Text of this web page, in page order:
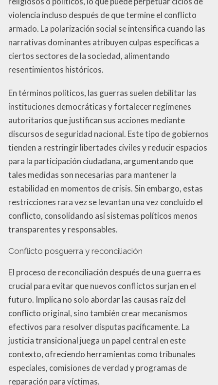
violencia incluso después de que termine el conflicto
armado. La polarización social se intensifica cuando las
narrativas dominantes atribuyen culpas específicas a
ciertos sectores de la sociedad, alimentando
resentimientos históricos.
En términos políticos, las guerras suelen debilitar las
instituciones democráticas y fortalecer regímenes
autoritarios que justifican sus acciones mediante
discursos de seguridad nacional. Este tipo de gobiernos
tienden a restringir libertades civiles y reducir espacios
para la participación ciudadana, argumentando que
tales medidas son necesarias para mantener la
estabilidad en momentos de crisis. Sin embargo, estas
restricciones rara vez se levantan una vez concluido el
conflicto, consolidando así sistemas políticos menos
transparentes y responsables.
Conflicto posguerra y reconciliación
El proceso de reconciliación después de una guerra es
crucial para evitar que nuevos conflictos surjan en el
futuro. Implica no solo abordar las causas raíz del
conflicto original, sino también crear mecanismos
efectivos para resolver disputas pacíficamente. La
justicia transicional juega un papel central en este
contexto, ofreciendo herramientas como tribunales
especiales, comisiones de verdad y programas de
reparación para víctimas.